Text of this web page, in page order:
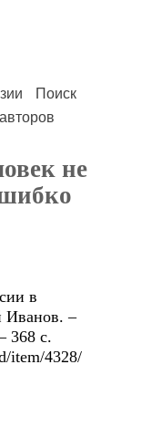
Поиск
не
в
Иванов. –
368 с.
item/4328/